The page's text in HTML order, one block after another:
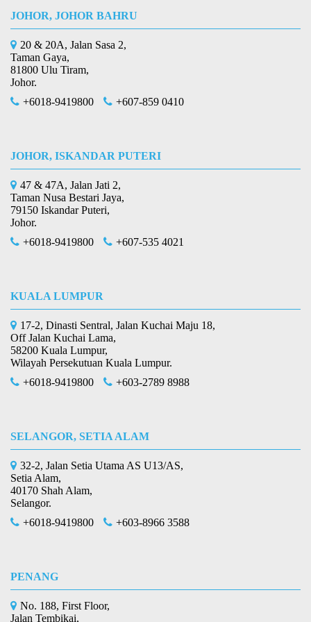
JOHOR, JOHOR BAHRU
20 & 20A, Jalan Sasa 2,
Taman Gaya,
81800 Ulu Tiram,
Johor.
+6018-9419800
+607-859 0410
JOHOR, ISKANDAR PUTERI
47 & 47A, Jalan Jati 2,
Taman Nusa Bestari Jaya,
79150 Iskandar Puteri,
Johor.
+6018-9419800
+607-535 4021
KUALA LUMPUR
17-2, Dinasti Sentral, Jalan Kuchai Maju 18,
Off Jalan Kuchai Lama,
58200 Kuala Lumpur,
Wilayah Persekutuan Kuala Lumpur.
+6018-9419800
+603-2789 8988
SELANGOR, SETIA ALAM
32-2, Jalan Setia Utama AS U13/AS,
Setia Alam,
40170 Shah Alam,
Selangor.
+6018-9419800
+603-8966 3588
PENANG
No. 188, First Floor,
Jalan Tembikai,